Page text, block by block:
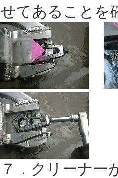
せてあることを
７．クリーナー